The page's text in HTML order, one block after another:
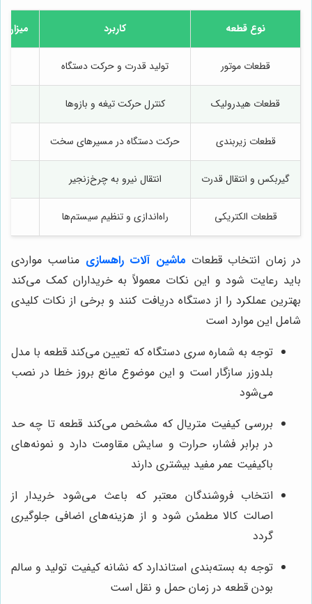
نوع قطعه کاربرد میزان
قطعات موتور تولید قدرت و حرکت دستگاه
قطعات هیدرولیک کنترل حرکت تیغه و بازوها
قطعات زیربندی حرکت دستگاه در مسیرهای سخت
گیربکس و انتقال قدرت انتقال نیرو به چرخ‌زنجیر
قطعات الکتریکی راه‌اندازی و تنظیم سیستم‌ها
در زمان انتخاب قطعات ماشین آلات راهسازی مناسب مواردی
باید رعایت شود و این نکات معمولاً به خریداران کمک می‌کند
بهترین عملکرد را از دستگاه دریافت کنند و برخی از نکات کلیدی
شامل این موارد است
توجه به شماره سری دستگاه که تعیین می‌کند قطعه با مدل
بلدوزر سازگار است و این موضوع مانع بروز خطا در نصب
می‌شود
بررسی کیفیت متریال که مشخص می‌کند قطعه تا چه حد
در برابر فشار، حرارت و سایش مقاومت دارد و نمونه‌های
باکیفیت عمر مفید بیشتری دارند
انتخاب فروشندگان معتبر که باعث می‌شود خریدار از
اصالت کالا مطمئن شود و از هزینه‌های اضافی جلوگیری
گردد
توجه به بسته‌بندی استاندارد که نشانه کیفیت تولید و سالم
بودن قطعه در زمان حمل و نقل است